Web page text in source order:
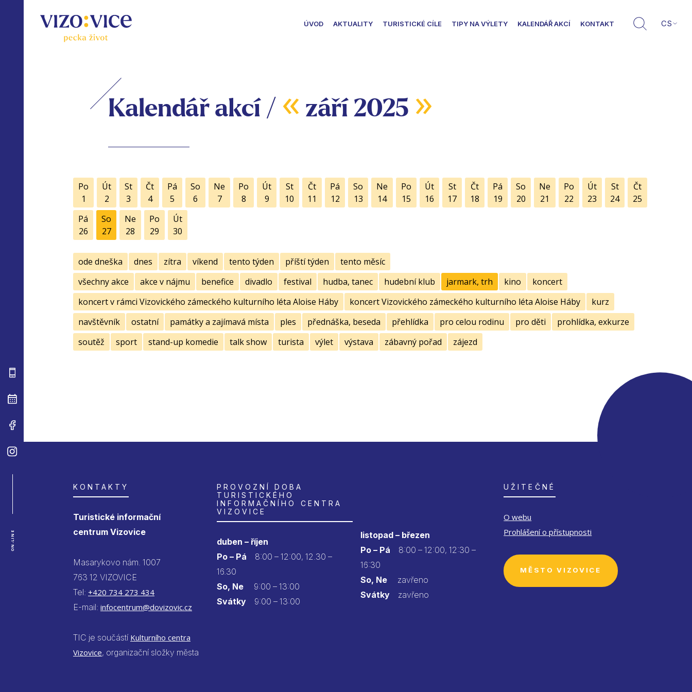
ÚVOD AKTUALITY TURISTICKÉ CÍLE TIPY NA VÝLETY KALENDÁŘ AKCÍ KONTAKT CS
ON-LINE
Kalendář akcí / « září 2025 »
Po
1
Út
2
St
3
Čt
4
Pá
5
So
6
Ne
7
Po
8
Út
9
St
10
Čt
11
Pá
12
So
13
Ne
14
Po
15
Út
16
St
17
Čt
18
Pá
19
So
20
Ne
21
Po
22
Út
23
St
24
Čt
25
Pá
26
So
27
Ne
28
Po
29
Út
30
ode dneška dnes zítra víkend tento týden příští týden
tento měsíc
všechny akce
akce v nájmu benefice divadlo festival hudba, tanec hudební klub jarmark, trh kino
koncert
koncert v rámci Vizovického zámeckého kulturního léta Aloise Háby
koncert Vizovického zámeckého kulturního léta Aloise Háby
kurz
navštěvník
ostatní památky a zajímavá místa ples přednáška, beseda přehlídka pro celou rodinu pro děti
prohlídka, exkurze
soutěž
sport stand-up komedie talk show turista výlet výstava zábavný pořad zájezd
KONTAKTY
Turistické informační
centrum Vizovice
Masarykovo nám. 1007
763 12 VIZOVICE
Tel: +420 734 273 434
E-mail: infocentrum@dovizovic.cz
TIC je součástí Kulturního centra
Vizovice, organizační složky města
PROVOZNÍ DOBA
TURISTICKÉHO
INFORMAČNÍHO CENTRA
VIZOVICE
duben – říjen
Po – Pá
8:00 – 12:00, 12.30 –
16.30
So, Ne9:00 – 13:00
Svátky9:00 – 13:00
listopad – březen
Po – Pá 8:00 – 12:00, 12:30 –
16:30
So, Nezavřeno
Svátkyzavřeno
UŽITEČNÉ
O webu
Prohlášení o přístupnosti
MĚSTO VIZOVICE